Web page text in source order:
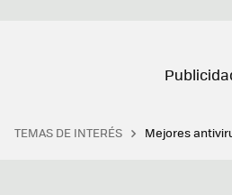
TEMAS DE INTERÉS Mejores